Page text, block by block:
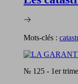
Mots-clés :
№ 125 - 1er